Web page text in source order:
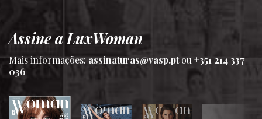
Assine a LuxWoman
Mais informações:assinaturas@vasp.ptou +351 214 337
036